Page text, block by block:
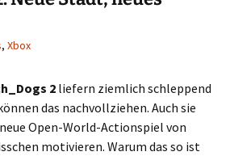
, Xbox
2liefern ziemlich schleppend
das nachvollziehen. Auch sie
Open-World-Actionspiel von
motivieren. Warum das so ist